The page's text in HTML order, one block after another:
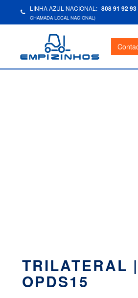
LINHA AZUL NACIONAL: 808 91 92 93
CHAMADA LOCAL NACIONAL)
TRILATERAL |
OPDS15